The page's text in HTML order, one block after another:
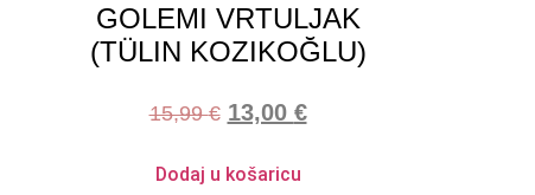
GOLEMI VRTULJAK
(TÜLIN KOZIKOĞLU)
15,99€ 13,00 €
Dodaj u košaricu